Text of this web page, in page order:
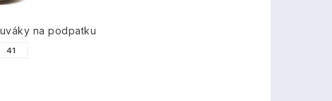
na podpatku
41